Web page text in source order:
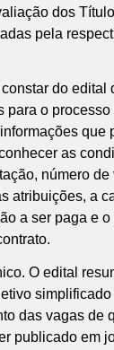
dos
pela
constar do edital
para o
que
as
número de
atribuições, a
a ser paga e
O edital
simplificado
das vagas de
publicado em